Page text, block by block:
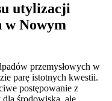
utylizacji
w Nowym
przemysłowych w
parę istotnych kwestii.
postępowanie z